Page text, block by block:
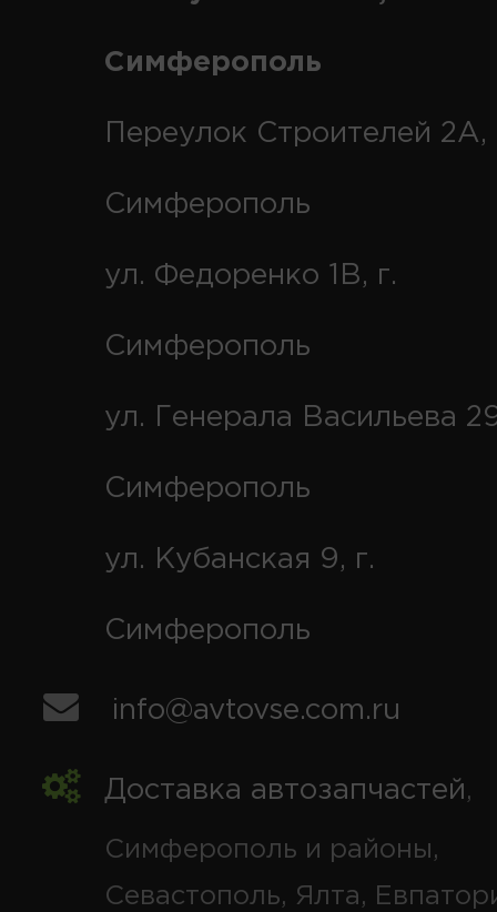
Симферополь
Переулок Строителей 2А,
Симферополь
ул. Федоренко 1В, г.
Симферополь
ул. Генерала Васильева
Симферополь
ул. Кубанская 9, г.
Симферополь
info@avtovse.com.ru
Доставка автозапчастей,
Симферополь и районы,
Севастополь, Ялта,